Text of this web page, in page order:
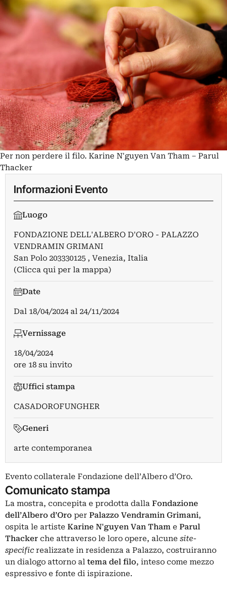
Per non perdere il filo. Karine N'guyen Van Tham – Parul
Thacker
Informazioni Evento
Luogo
FONDAZIONE DELL'ALBERO D'ORO - PALAZZO
VENDRAMIN GRIMANI
San Polo 203330125 , Venezia, Italia
(Clicca qui per la mappa)
Date
Dal 18/04/2024al 24/11/2024
Vernissage
18/04/2024
ore 18 su invito
Uffici stampa
CASADOROFUNGHER
Generi
arte contemporanea
Evento collaterale Fondazione dell’Albero d’Oro.
Comunicato stampa
La mostra, concepita e prodotta dalla Fondazione
dell’Albero d’Oro per Palazzo Vendramin Grimani,
ospita le artiste Karine N'guyen Van Tham e Parul
Thacker che attraverso le loro opere, alcune site-
specific realizzate in residenza a Palazzo, costruiranno
un dialogo attorno al tema del filo, inteso come mezzo
espressivo e fonte di ispirazione.